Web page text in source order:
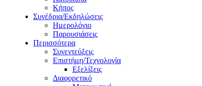
Κήπος
Συνέδρια/Εκδηλώσεις
Ημερολόγιο
Παρουσιάσεις
Περισσότερα
Συνεντεύξεις
Επιστήμη/Τεχνολογία
Εξελίξεις
Διαφορετικό